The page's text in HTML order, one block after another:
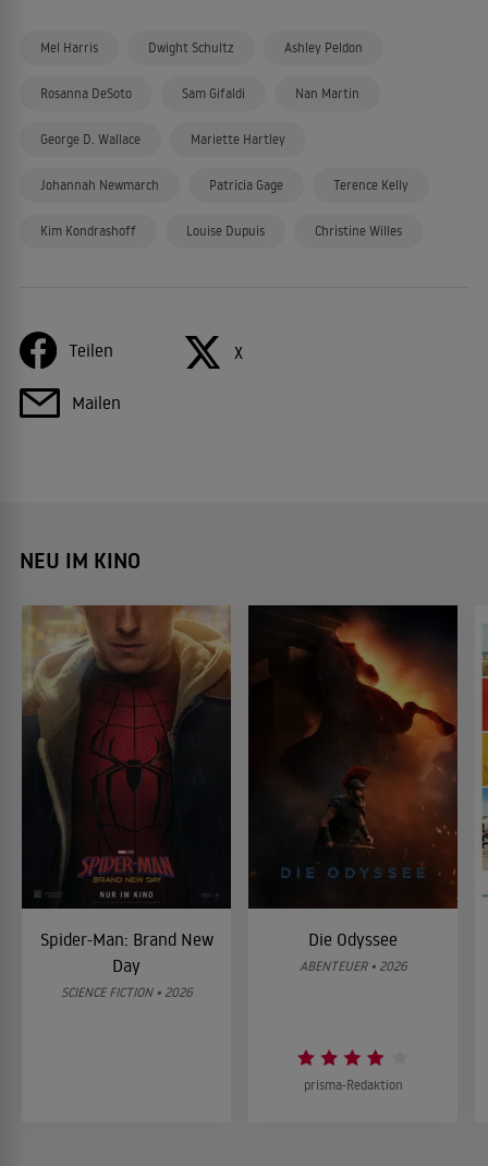
Mel Harris Dwight Schultz Ashley Peldon
Rosanna DeSoto Sam Gifaldi Nan Martin
George D. Wallace Mariette Hartley
Johannah Newmarch Patricia Gage Terence Kelly
Kim Kondrashoff Louise Dupuis Christine Willes
Teilen X
Mailen
NEU IM KINO
Spider-Man: Brand New
Day
SCIENCE FICTION • 2026
Die Odyssee
ABENTEUER • 2026
prisma-Redaktion